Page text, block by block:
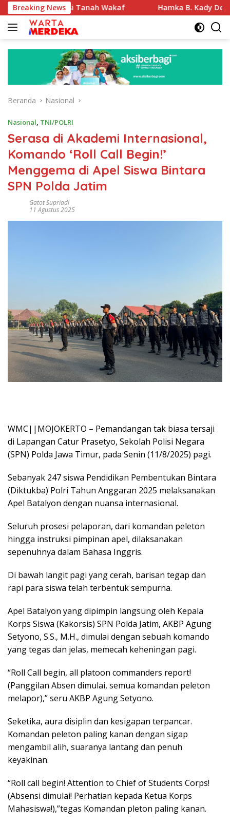
Langsung
ke
konten
Breaking News
Tanah Wakaf Hamka B. Kady Desak Evaluasi
Beranda Nasional
Nasional, TNI/POLRI
Serasa di Akademi Internasional,
Komando ‘Roll Call Begin!’
Menggema di Apel Siswa Bintara
SPN Polda Jatim
Gatot Supriadi
11 Agustus 2025
WMC||MOJOKERTO – Pemandangan tak biasa tersaji
di Lapangan Catur Prasetyo, Sekolah Polisi Negara
(SPN) Polda Jawa Timur, pada Senin (11/8/2025) pagi.
Sebanyak 247 siswa Pendidikan Pembentukan Bintara
(Diktukba) Polri Tahun Anggaran 2025 melaksanakan
Apel Batalyon dengan nuansa internasional.
Seluruh prosesi pelaporan, dari komandan peleton
hingga instruksi pimpinan apel, dilaksanakan
sepenuhnya dalam Bahasa Inggris.
Di bawah langit pagi yang cerah, barisan tegap dan
rapi para siswa telah terbentuk sempurna.
Apel Batalyon yang dipimpin langsung oleh Kepala
Korps Siswa (Kakorsis) SPN Polda Jatim, AKBP Agung
Setyono, S.S., M.H., dimulai dengan sebuah komando
yang tegas dan jelas, memecah keheningan pagi.
“Roll Call begin, all platoon commanders report!
(Panggilan Absen dimulai, semua komandan peleton
melapor),” seru AKBP Agung Setyono.
Seketika, aura disiplin dan kesigapan terpancar.
Komandan peleton paling kanan dengan sigap
mengambil alih, suaranya lantang dan penuh
keyakinan.
“Roll call begin! Attention to Chief of Students Corps!
(Absensi dimulai! Perhatian kepada Ketua Korps
Mahasiswa!),”tegas Komandan pleton paling kanan.